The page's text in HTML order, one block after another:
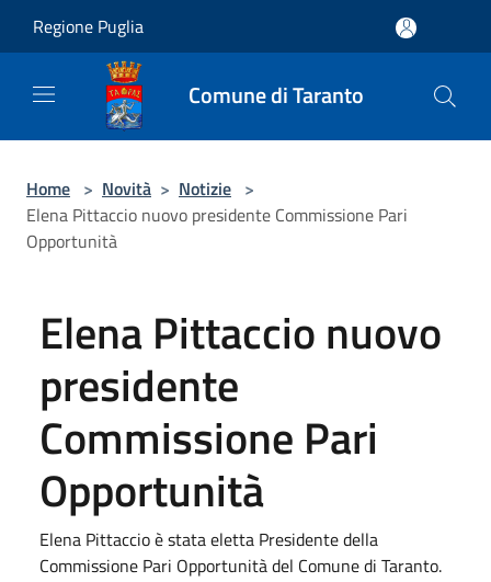
Regione Puglia
Comune di Taranto
Home > Novità > Notizie >
Elena Pittaccio nuovo presidente Commissione Pari
Opportunità
Elena Pittaccio nuovo
presidente
Commissione Pari
Opportunità
Elena Pittaccio è stata eletta Presidente della
Commissione Pari Opportunità del Comune di Taranto.